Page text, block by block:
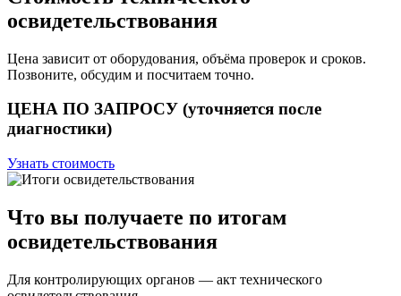
освидетельствования
Цена зависит от оборудования, объёма проверок и сроков.
Позвоните, обсудим и посчитаем точно.
ЦЕНА ПО ЗАПРОСУ (уточняется после
диагностики)
Узнать стоимость
Что вы получаете по итогам
освидетельствования
Для контролирующих органов — акт технического